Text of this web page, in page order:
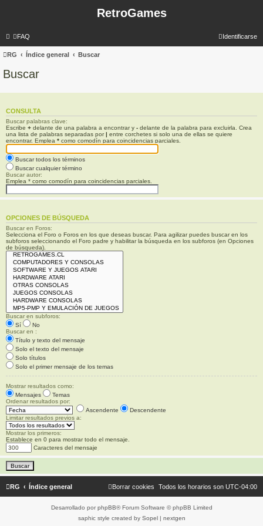
RetroGames
FAQ Identificarse
RG Índice general Buscar
Buscar
CONSULTA
Buscar palabras clave:
Escribe + delante de una palabra a encontrar y - delante de la palabra para excluirla. Crea
una lista de palabras separadas por| entre corchetes si solo una de ellas se quiere
encontrar. Emplea * como comodín para coincidencias parciales.
Buscar todos los términos
Buscar cualquier término
Buscar autor:
Emplea * como comodín para coincidencias parciales.
OPCIONES DE BÚSQUEDA
Buscar en Foros:
Selecciona el Foro o Foros en los que deseas buscar. Para agilizar puedes buscar en los
subforos seleccionando el Foro padre y habilitar la búsqueda en los subforos (en Opciones
de búsqueda).
Buscar en subforos:
Sí
No
Buscar en :
Título y texto del mensaje
Solo el texto del mensaje
Solo títulos
Solo el primer mensaje de los temas
Mostrar resultados como:
Mensajes
Temas
Ordenar resultados por:
Ascendente
Descendente
Limitar resultados previos a:
Mostrar los primeros:
Establece en 0 para mostrar todo el mensaje.
Caracteres del mensaje
RG Índice general Todos los horarios son UTC-04:00
Borrar cookies
Desarrollado por phpBB® Forum Software © phpBB Limited
saphic style created by Sopel| nextgen